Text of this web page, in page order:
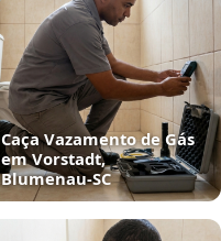
Caça Vazamento de Gás
em Vorstadt,
Blumenau‑SC